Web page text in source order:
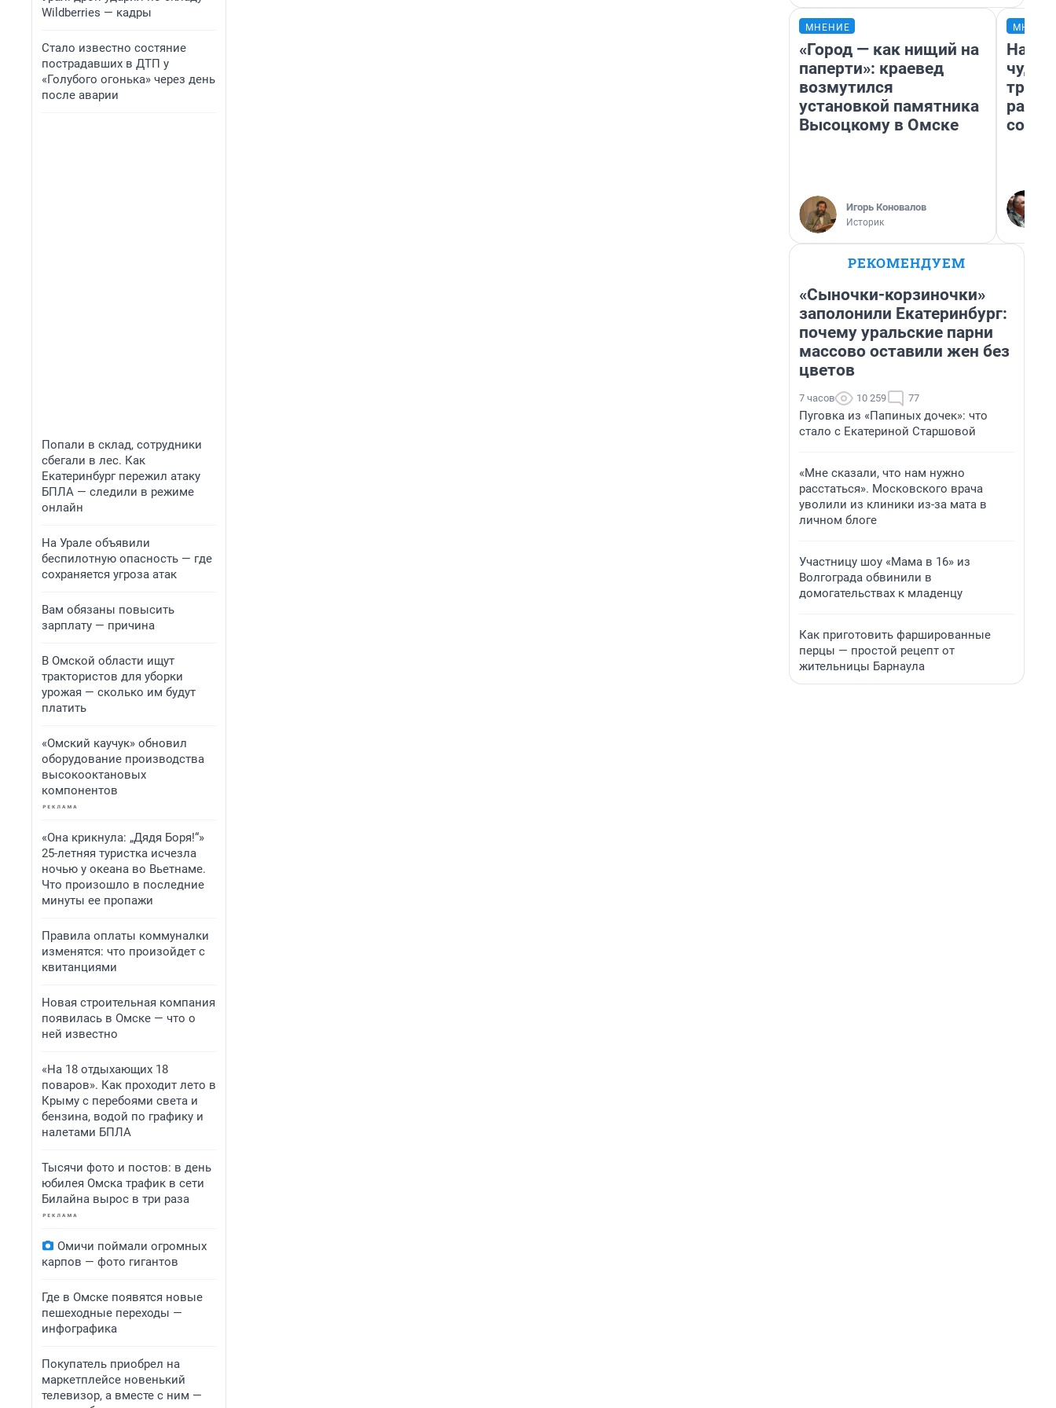
Wildberries — кадры
Стало известно состяние
пострадавших в ДТП у
«Голубого огонька» через день
после аварии
Попали в склад, сотрудники
сбегали в лес. Как
Екатеринбург пережил атаку
БПЛА — следили в режиме
онлайн
На Урале объявили
беспилотную опасность — где
сохраняется угроза атак
Вам обязаны повысить
зарплату — причина
В Омской области ищут
трактористов для уборки
урожая — сколько им будут
платить
«Омский каучук» обновил
оборудование производства
высокооктановых
компонентов
«Она крикнула: „Дядя Боря!“»
25-летняя туристка исчезла
ночью у океана во Вьетнаме.
Что произошло в последние
минуты ее пропажи
Правила оплаты коммуналки
изменятся: что произойдет с
квитанциями
Новая строительная компания
появилась в Омске — что о
ней известно
«На 18 отдыхающих 18
поваров». Как проходит лето в
Крыму с перебоями света и
бензина, водой по графику и
налетами БПЛА
Тысячи фото и постов: в день
юбилея Омска трафик в сети
Билайна вырос в три раза
Омичи поймали огромных
карпов — фото гигантов
Где в Омске появятся новые
пешеходные переходы —
инфографика
Покупатель приобрел на
маркетплейсе новенький
телевизор, а вместе с ним —
МНЕНИЕ
«Город — как нищий на
паперти»: краевед
возмутился
установкой памятника
Высоцкому в Омске
Игорь Коновалов
Историк
РЕКОМЕНДУЕМ
«Сыночки-корзиночки»
заполонили Екатеринбург:
почему уральские парни
массово оставили жен без
цветов
7 часов 10 259 77
Пуговка из «Папиных дочек»: что
стало с Екатериной Старшовой
«Мне сказали, что нам нужно
расстаться». Московского врача
уволили из клиники из-за мата в
личном блоге
Участницу шоу «Мама в 16» из
Волгограда обвинили в
домогательствах к младенцу
Как приготовить фаршированные
перцы — простой рецепт от
жительницы Барнаула